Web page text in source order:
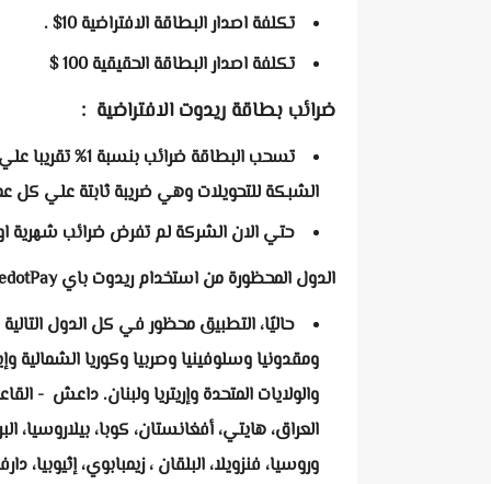
تكلفة اصدار البطاقة الافتراضية 10$ .
تكلفة اصدار البطاقة الحقيقية 100 $
ضرائب بطاقة ريدوت الافتراضية :
تسحب البطاقة
الشبكة للتحويلات وهي ضريبة ثابتة علي كل
حتي الان الشركة لم تفرض ضرائب شهرية
الدول المحظورة من استخدام ريدوت باي RedotPay :
حاليًا، التطبيق محظور في كل الدول
ومقدونيا وسلوفينيا وصربيا وكوريا
والولايات المتحدة وإريتريا ولبنان. داعش -
العراق، هايتي، أفغانستان، كوبا، بيلاروسيا،
وروسيا، فنزويلا، البلقان ، زيمبابوي، إثيوبيا،